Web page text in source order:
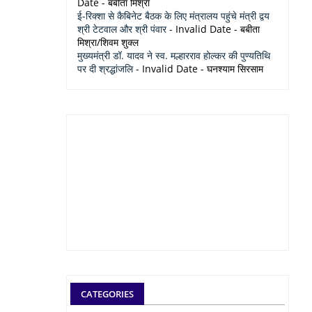
ई-रिक्शा से कैबिनेट बैठक के लिए मंत्रालय पहुंचे मंत्री द्वय
श्री टेटवाल और श्री पंवार- Invalid Date - बबीता
मिश्रा/शिवम शुक्ल
मुख्यमंत्री डॉ. यादव ने स्व. मल्हारराव होल्कर की पुण्यतिथि
पर दी श्रद्धांजलि- Invalid Date - घनश्याम सिरसाम
CATEGORIES